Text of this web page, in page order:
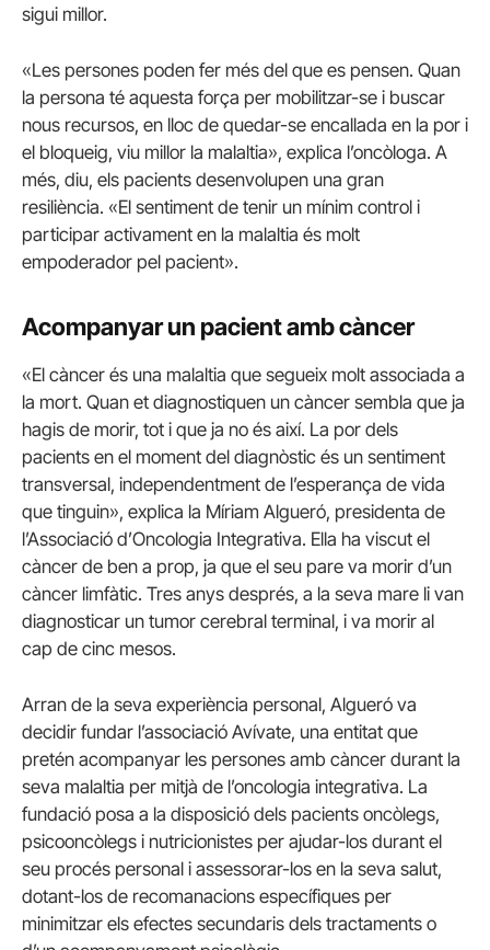
sigui millor.
«Les persones poden fer més del que es pensen. Quan
la persona té aquesta força per mobilitzar-se i buscar
nous recursos, en lloc de quedar-se encallada en la por i
el bloqueig, viu millor la malaltia», explica l’oncòloga. A
més, diu, els pacients desenvolupen una gran
resiliència. «El sentiment de tenir un mínim control i
participar activament en la malaltia és molt
empoderador pel pacient».
Acompanyar un pacient amb càncer
«El càncer és una malaltia que segueix molt associada a
la mort. Quan et diagnostiquen un càncer sembla que ja
hagis de morir, tot i que ja no és així. La por dels
pacients en el moment del diagnòstic és un sentiment
transversal, independentment de l’esperança de vida
que tinguin», explica la Míriam Algueró, presidenta de
l’Associació d’Oncologia Integrativa. Ella ha viscut el
càncer de ben a prop, ja que el seu pare va morir d’un
càncer limfàtic. Tres anys després, a la seva mare li van
diagnosticar un tumor cerebral terminal, i va morir al
cap de cinc mesos.
Arran de la seva experiència personal, Algueró va
decidir fundar l’associació Avívate, una entitat que
pretén acompanyar les persones amb càncer durant la
seva malaltia per mitjà de l’oncologia integrativa. La
fundació posa a la disposició dels pacients oncòlegs,
psicooncòlegs i nutricionistes per ajudar-los durant el
seu procés personal i assessorar-los en la seva salut,
dotant-los de recomanacions específiques per
minimitzar els efectes secundaris dels tractaments o